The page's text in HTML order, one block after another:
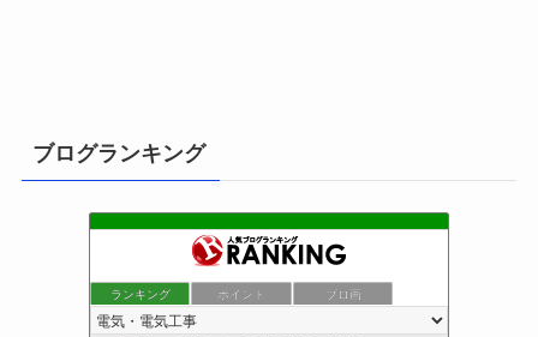
ブログランキング
ランキング ポイント ブロ画